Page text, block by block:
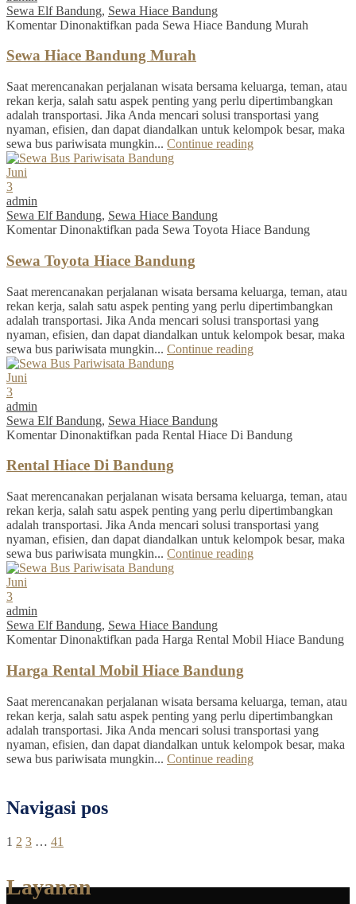
Sewa Elf Bandung, Sewa Hiace Bandung
Komentar Dinonaktifkan pada Sewa Hiace Bandung Murah
Sewa Hiace Bandung Murah
Saat merencanakan perjalanan wisata bersama keluarga, teman, atau
rekan kerja, salah satu aspek penting yang perlu dipertimbangkan
adalah transportasi. Jika Anda mencari solusi transportasi yang
nyaman, efisien, dan dapat diandalkan untuk kelompok besar, maka
sewa bus pariwisata mungkin... Continue reading
Juni
3
admin
Sewa Elf Bandung, Sewa Hiace Bandung
Komentar Dinonaktifkan pada Sewa Toyota Hiace Bandung
Sewa Toyota Hiace Bandung
Saat merencanakan perjalanan wisata bersama keluarga, teman, atau
rekan kerja, salah satu aspek penting yang perlu dipertimbangkan
adalah transportasi. Jika Anda mencari solusi transportasi yang
nyaman, efisien, dan dapat diandalkan untuk kelompok besar, maka
sewa bus pariwisata mungkin... Continue reading
Juni
3
admin
Sewa Elf Bandung, Sewa Hiace Bandung
Komentar Dinonaktifkan pada Rental Hiace Di Bandung
Rental Hiace Di Bandung
Saat merencanakan perjalanan wisata bersama keluarga, teman, atau
rekan kerja, salah satu aspek penting yang perlu dipertimbangkan
adalah transportasi. Jika Anda mencari solusi transportasi yang
nyaman, efisien, dan dapat diandalkan untuk kelompok besar, maka
sewa bus pariwisata mungkin... Continue reading
Juni
3
admin
Sewa Elf Bandung, Sewa Hiace Bandung
Komentar Dinonaktifkan pada Harga Rental Mobil Hiace Bandung
Harga Rental Mobil Hiace Bandung
Saat merencanakan perjalanan wisata bersama keluarga, teman, atau
rekan kerja, salah satu aspek penting yang perlu dipertimbangkan
adalah transportasi. Jika Anda mencari solusi transportasi yang
nyaman, efisien, dan dapat diandalkan untuk kelompok besar, maka
sewa bus pariwisata mungkin... Continue reading
Navigasi pos
1 2 3 … 41
Layanan